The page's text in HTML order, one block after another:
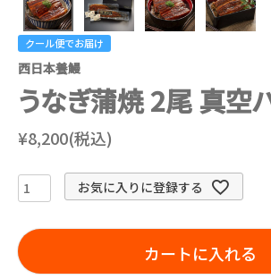
クール便でお届け
西日本養鰻
うなぎ蒲焼 2尾 真空
¥8,200(税込)
お気に入りに登録する
カートに入れる